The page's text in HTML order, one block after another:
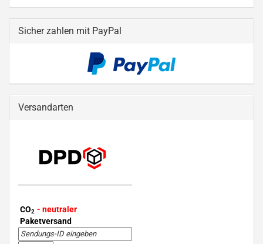
Sicher zahlen mit PayPal
Versandarten
CO2 - neutraler
Paketversand